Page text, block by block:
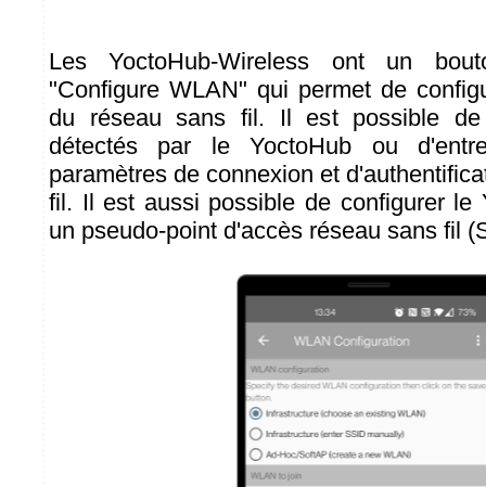
Les YoctoHub-Wireless ont un
"Configure WLAN" qui permet de
du réseau sans fil. Il est possible
détectés par le YoctoHub ou
paramètres de connexion et
fil. Il est aussi possible de configurer le
un pseudo-point d'accès réseau sans fil